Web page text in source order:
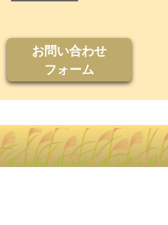
お問い合わせ
フォーム